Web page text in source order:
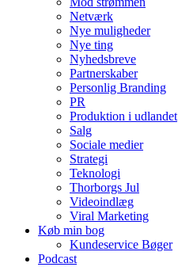
Netværk
Nye muligheder
Nye ting
Nyhedsbreve
Partnerskaber
Personlig Branding
PR
Produktion i udlandet
Salg
Sociale medier
Strategi
Teknologi
Thorborgs Jul
Videoindlæg
Viral Marketing
Køb min bog
Kundeservice Bøger
Podcast